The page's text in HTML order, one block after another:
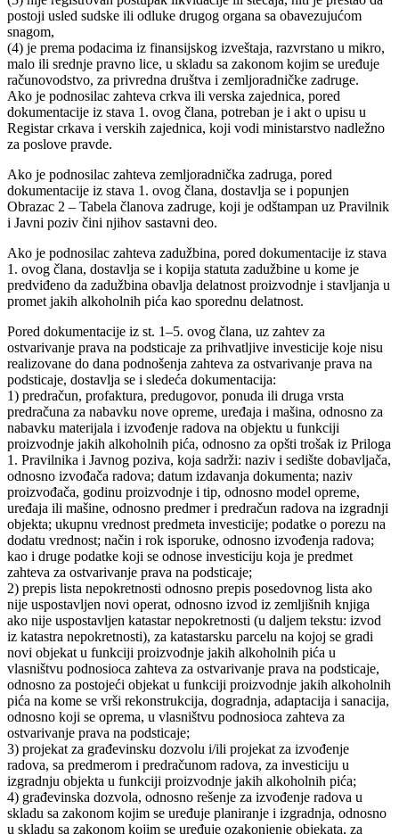
postoji usled sudske ili odluke drugog organa sa obavezujućom
snagom,
(4) je prema podacima iz finansijskog izveštaja, razvrstano u mikro,
malo ili srednje pravno lice, u skladu sa zakonom kojim se uređuje
računovodstvo, za privredna društva i zemljoradničke zadruge.
Ako je podnosilac zahteva crkva ili verska zajednica, pored
dokumentacije iz stava 1. ovog člana, potreban je i akt o upisu u
Registar crkava i verskih zajednica, koji vodi ministarstvo nadležno
za poslove pravde.
Ako je podnosilac zahteva zemljoradnička zadruga, pored
dokumentacije iz stava 1. ovog člana, dostavlja se i popunjen
Obrazac 2 – Tabela članova zadruge, koji je odštampan uz Pravilnik
i Javni poziv čini njihov sastavni deo.
Ako je podnosilac zahteva zadužbina, pored dokumentacije iz stava
1. ovog člana, dostavlja se i kopija statuta zadužbine u kome je
predviđeno da zadužbina obavlja delatnost proizvodnje i stavljanja u
promet jakih alkoholnih pića kao sporednu delatnost.
Pored dokumentacije iz st. 1–5. ovog člana, uz zahtev za
ostvarivanje prava na podsticaje za prihvatljive investicije koje nisu
realizovane do dana podnošenja zahteva za ostvarivanje prava na
podsticaje, dostavlja se i sledeća dokumentacija:
1) predračun, profaktura, predugovor, ponuda ili druga vrsta
predračuna za nabavku nove opreme, uređaja i mašina, odnosno za
nabavku materijala i izvođenje radova na objektu u funkciji
proizvodnje jakih alkoholnih pića, odnosno za opšti trošak iz Priloga
1. Pravilnika i Javnog poziva, koja sadrži: naziv i sedište dobavljača,
odnosno izvođača radova; datum izdavanja dokumenta; naziv
proizvođača, godinu proizvodnje i tip, odnosno model opreme,
uređaja ili mašine, odnosno predmer i predračun radova na izgradnji
objekta; ukupnu vrednost predmeta investicije; podatke o porezu na
dodatu vrednost; način i rok isporuke, odnosno izvođenja radova;
kao i druge podatke koji se odnose investiciju koja je predmet
zahteva za ostvarivanje prava na podsticaje;
2) prepis lista nepokretnosti odnosno prepis posedovnog lista ako
nije uspostavljen novi operat, odnosno izvod iz zemljišnih knjiga
ako nije uspostavljen katastar nepokretnosti (u daljem tekstu: izvod
iz katastra nepokretnosti), za katastarsku parcelu na kojoj se gradi
novi objekat u funkciji proizvodnje jakih alkoholnih pića u
vlasništvu podnosioca zahteva za ostvarivanje prava na podsticaje,
odnosno za postojeći objekat u funkciji proizvodnje jakih alkoholnih
pića na kome se vrši rekonstrukcija, dogradnja, adaptacija i sanacija,
odnosno koji se oprema, u vlasništvu podnosioca zahteva za
ostvarivanje prava na podsticaje;
3) projekat za građevinsku dozvolu i/ili projekat za izvođenje
radova, sa predmerom i predračunom radova, za investiciju u
izgradnju objekta u funkciji proizvodnje jakih alkoholnih pića;
4) građevinska dozvola, odnosno rešenje za izvođenje radova u
skladu sa zakonom kojim se uređuje planiranje i izgradnja, odnosno
u skladu sa zakonom kojim se uređuje ozakonjenje objekata, za